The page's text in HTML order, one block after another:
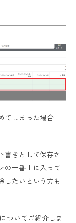
てしまった場合
書きとして保存さ
の一番上に入って
したいという方も
ついてご紹介しま